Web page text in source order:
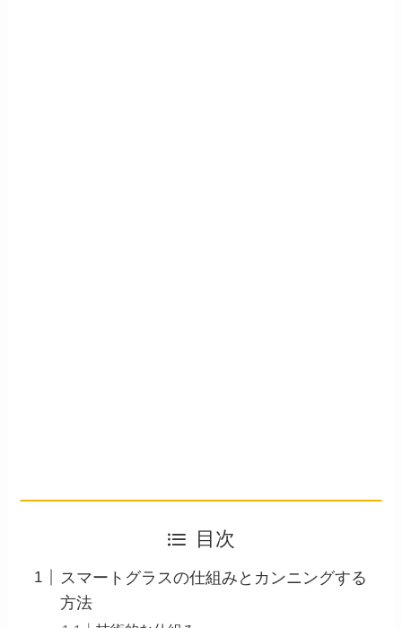
目次
スマートグラスの仕組みとカンニングする
方法